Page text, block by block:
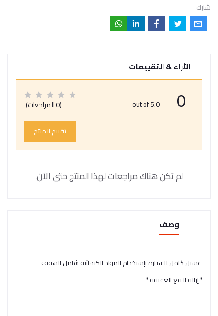
شارك
الأراء & التقييمات
0
out of 5.0 (0 المراجعات)
تقييم المنتج
لم تكن هناك مراجعات لهذا المنتج حتى الآن.
وصف
غسيل كامل للسياره بإستخدام المواد الكيمائيه شامل السقف
* إزالة البقع العميقه *